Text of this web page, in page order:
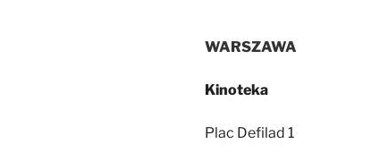
WARSZAWA
Kinoteka
Plac Defilad 1